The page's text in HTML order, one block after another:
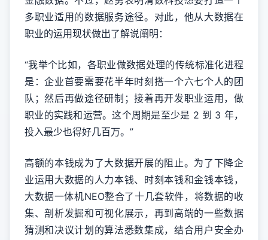
多职业适用的数据服务途径。对此，他从大数据在
职业的运用现状做出了解说阐明：
“我举个比如，各职业做数据处理的传统标准化进程
是：企业首要需要花半年时刻搭一个六七个人的团
队；然后再做途径研制；接着再开发职业运用，做
职业的实践和运营。这个周期是至少是 2 到 3 年，
投入最少也得好几百万。”
高额的本钱成为了大数据开展的阻止。为了下降企
业运用大数据的人力本钱、时刻本钱和金钱本钱，
大数据一体机NEO整合了十几套软件，将数据的收
集、剖析发掘和可视化展示，再到高端的一些数据
猜测和决议计划的算法悉数集成，结合用户安全办